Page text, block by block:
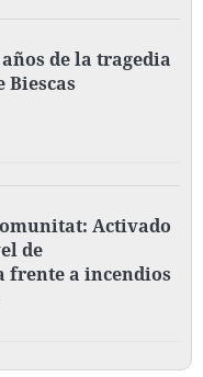
de la tragedia
Biescas
Activado
de
frente a incendios